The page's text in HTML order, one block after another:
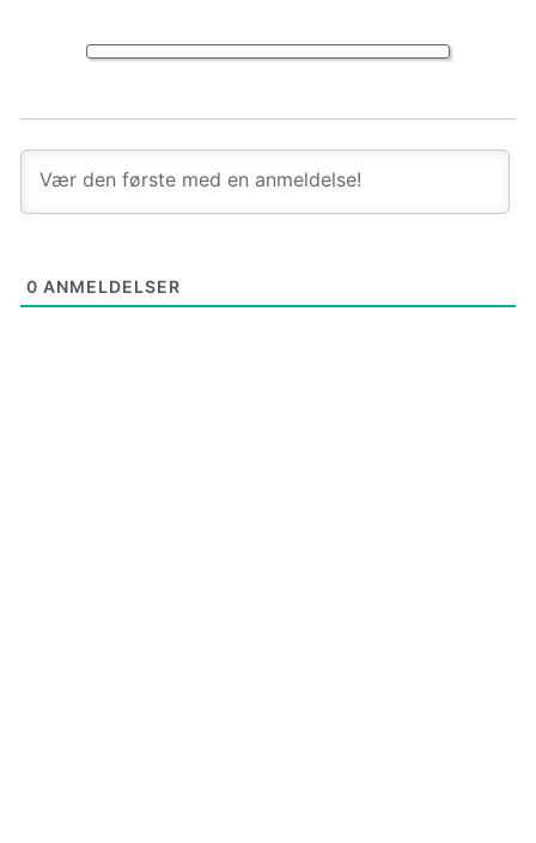
0 ANMELDELSER